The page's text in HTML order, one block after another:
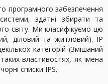
програмного забезпечення
здатні збирати та
світу. Ми класифікуємо цю
діловий та житловий). IP
категорій (Змішаний
властивостях, як імена
списки IPS.